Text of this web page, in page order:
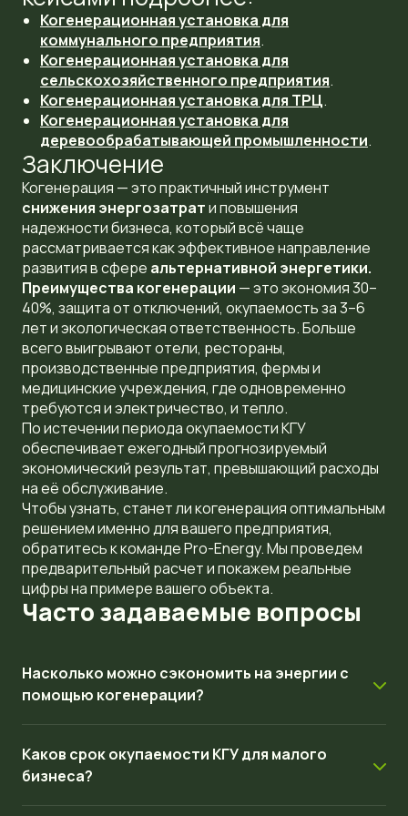
Когенерационная установка для
коммунального предприятия.
Когенерационная установка для
сельскохозяйственного предприятия.
Когенерационная установка для ТРЦ.
Когенерационная установка для
деревообрабатывающей промышленности.
Заключение
Когенерация — это практичный инструмент
снижения энергозатрати повышения
надежности бизнеса, который всё чаще
рассматривается как эффективное направление
развития в сфере альтернативной энергетики.
Преимущества когенерации — это экономия 30–
40%, защита от отключений, окупаемость за 3–6
лет и экологическая ответственность. Больше
всего выигрывают отели, рестораны,
производственные предприятия, фермы и
медицинские учреждения, где одновременно
требуются и электричество, и тепло.
По истечении периода окупаемости КГУ
обеспечивает ежегодный прогнозируемый
экономический результат, превышающий расходы
на её обслуживание.
Чтобы узнать, станет ли когенерация оптимальным
решением именно для вашего предприятия,
обратитесь к команде Pro-Energy. Мы проведем
предварительный расчет и покажем реальные
цифры на примере вашего объекта.
Часто задаваемые вопросы
Насколько можно сэкономить на энергии с
помощью когенерации?
энергоносителях по сравнению с раздельной оплатой
электроэнергии и газового отопления. Точная цифра
зависит от тарифов, режима работы и степени
Каков срок окупаемости КГУ для малого
бизнеса?